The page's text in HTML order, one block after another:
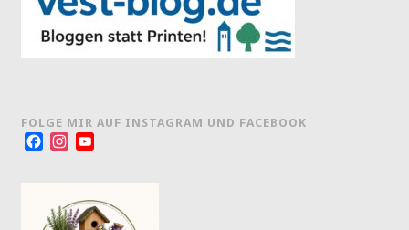
FOLGE MIR AUF INSTAGRAM UND FACEBOOK
FacebookInstagram